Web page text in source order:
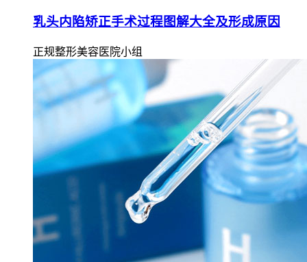
乳头内陷矫正手术过程图解大全及形成原因
正规整形美容医院小组